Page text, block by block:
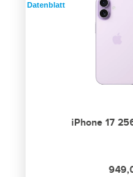
Datenblatt
iPhone 17